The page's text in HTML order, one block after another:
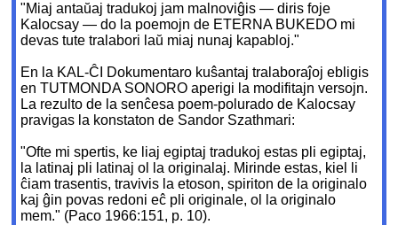
"Miaj antaŭaj tradukoj jam malnoviĝis — diris foje
Kalocsay — do la poemojn de ETERNA BUKEDO mi
devas tute tralabori laŭ miaj nunaj kapabloj."
En la KAL-ĈI Dokumentaro kuŝantaj tralaboraĵoj ebligis
en TUTMONDA SONORO aperigi la modifitajn versojn.
La rezulto de la senĉesa poem-polurado de Kalocsay
pravigas la konstaton de Sandor Szathmari:
"Ofte mi spertis, ke liaj egiptaj tradukoj estas pli egiptaj,
la latinaj pli latinaj ol la originalaj. Mirinde estas, kiel li
ĉiam trasentis, travivis la etoson, spiriton de la originalo
kaj ĝin povas redoni eĉ pli originale, ol la originalo
mem." (Paco 1966:151, p. 10).